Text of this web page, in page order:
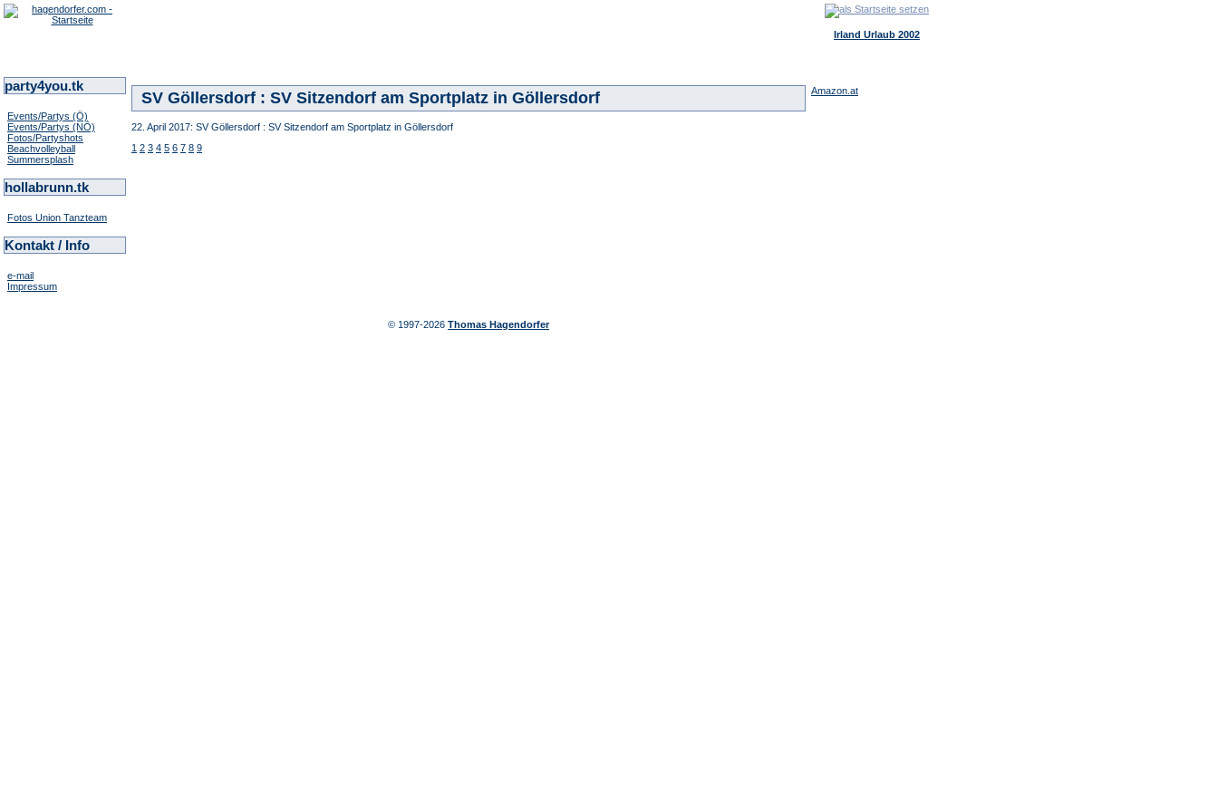
Irland Urlaub 2002
party4you.tk
Events/Partys (Ö)
Events/Partys (NÖ)
Fotos/Partyshots
Beachvolleyball
Summersplash
hollabrunn.tk
Fotos Union Tanzteam
Kontakt / Info
e-mail
Impressum
SV Göllersdorf : SV Sitzendorf am Sportplatz in Göllersdorf
22. April 2017: SV Göllersdorf : SV Sitzendorf am Sportplatz in Göllersdorf
1 2 3 4 5 6 7 8 9
Amazon.at
© 1997-2026 Thomas Hagendorfer